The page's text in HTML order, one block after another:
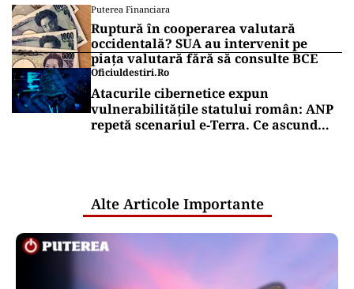
Puterea Financiara
Ruptură în cooperarea valutară
occidentală? SUA au intervenit pe
piața valutară fără să consulte BCE
Oficiuldestiri.ro
Atacurile cibernetice expun
vulnerabilitățile statului român: ANP
repetă scenariul e‑Terra. Ce ascund
Alte Articole Importante